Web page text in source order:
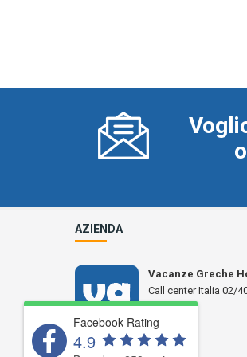
AZIENDA
Vacanze Greche
Call center Italia 02/
N° L 17359
Facebook Rating
4.9